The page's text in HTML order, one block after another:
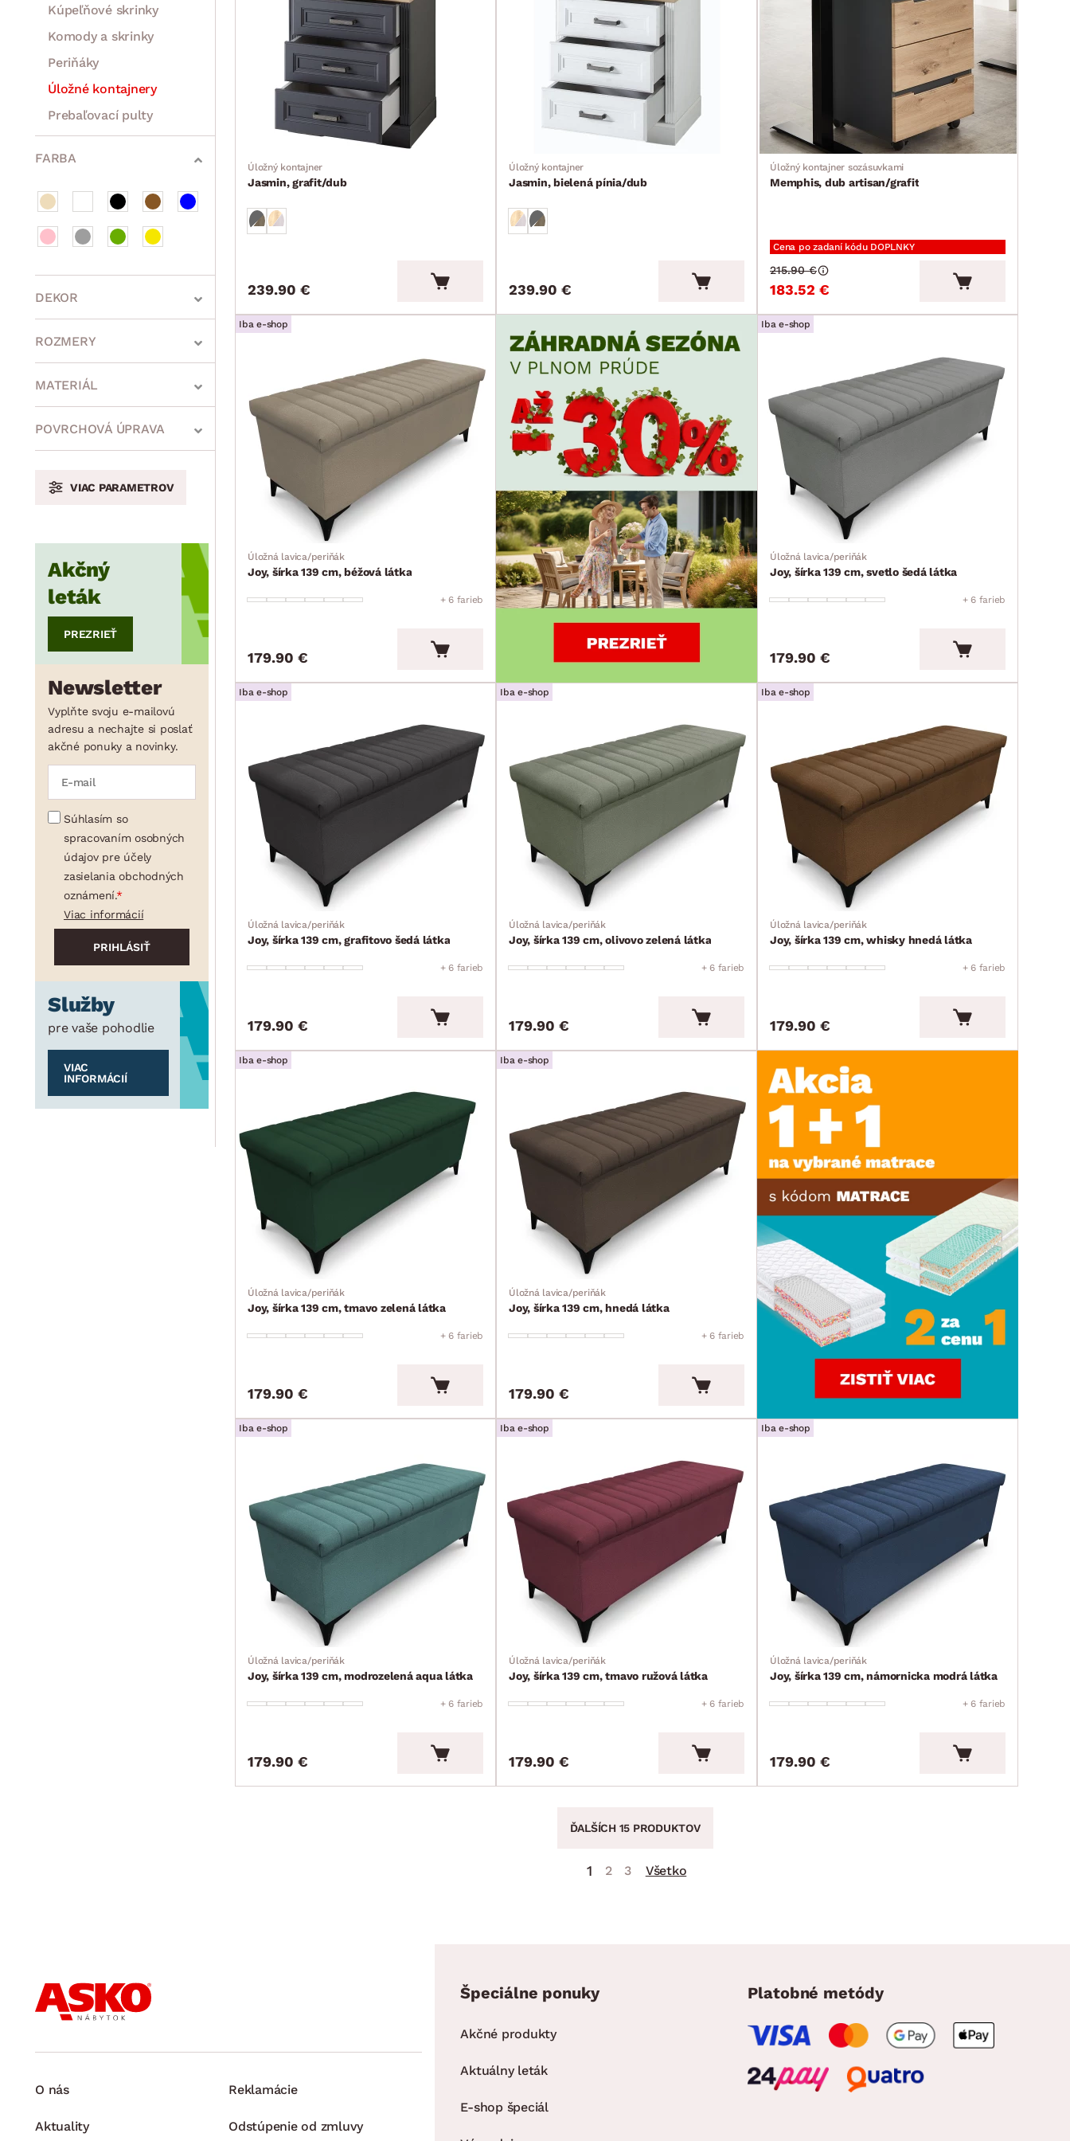
Kúpeľňové skrinky
Komody a skrinky
Periňáky
Úložné kontajnery
Prebaľovací pulty
Bytové doplnky
Sedacie súpravy a pohovky
Zostavy a steny
Drobný nábytok
Spotrebiče
FARBA
DEKOR
ROZMERY
min. cm max.
min. cm max.
min. cm cm
MATERIÁL
POVRCHOVÁ ÚPRAVA
VIAC PARAMETROV
Akčný
leták
PREZRIEŤ
Newsletter
Vyplňte svoju e-mailovú
adresu a nechajte si poslať
akčné ponuky a novinky.
Súhlasím so
spracovaním osobných
údajov pre účely
zasielania obchodných
oznámení.
Viac informácií
Služby
pre vaše pohodlie
VIAC
INFORMÁCIÍ
Úložný kontajner
Jasmin, grafit/dub
239.90 €
Úložný kontajner
Jasmin, bielená pínia/dub
239.90 €
Úložný kontajner sozásuvkami
Memphis, dub artisan/grafit
Cena po zadaní kódu DOPLNKY
183.52 €
215.90 €
Iba e-shop
Úložná lavica/periňák
Joy, šírka 139 cm, béžová látka
+ 6 farieb
179.90 €
Iba e-shop
Úložná lavica/periňák
Joy, šírka 139 cm, svetlo šedá látka
+ 6 farieb
179.90 €
Iba e-shop
Úložná lavica/periňák
Joy, šírka 139 cm, grafitovo šedá látka
+ 6 farieb
179.90 €
Iba e-shop
Úložná lavica/periňák
Joy, šírka 139 cm, olivovo zelená látka
+ 6 farieb
179.90 €
Iba e-shop
Úložná lavica/periňák
Joy, šírka 139 cm, whisky hnedá látka
+ 6 farieb
179.90 €
Iba e-shop
Úložná lavica/periňák
Joy, šírka 139 cm, tmavo zelená látka
+ 6 farieb
179.90 €
Iba e-shop
Úložná lavica/periňák
Joy, šírka 139 cm, hnedá látka
+ 6 farieb
179.90 €
Iba e-shop
Úložná lavica/periňák
Joy, šírka 139 cm, modrozelená aqua látka
+ 6 farieb
179.90 €
Iba e-shop
Úložná lavica/periňák
Joy, šírka 139 cm, tmavo ružová látka
+ 6 farieb
179.90 €
Iba e-shop
Úložná lavica/periňák
Joy, šírka 139 cm, námornicka modrá látka
+ 6 farieb
179.90 €
ĎALŠÍCH 15 PRODUKTOV
1 2 3 Všetko
O nás
Aktuality
Reklamácie
Odstúpenie od zmluvy
Špeciálne ponuky
Akčné produkty
Aktuálny leták
E-shop špeciál
Platobné metódy